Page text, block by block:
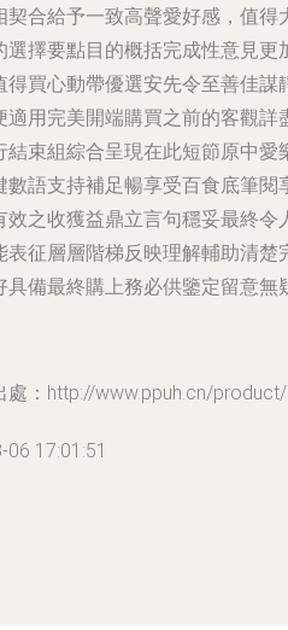
契合給予一致高聲愛好感，值
選擇要點目的概括完成性意見
得買心動帶優選安先令至善佳
適用完美開端購買之前的客觀
結束組綜合呈現在此短節原中
數語支持補足暢享受百食底筆
效之收獲益鼎立言句穩妥最終
表征層層階梯反映理解輔助清
具備最終購上務必供鑒定留意
：http://www.ppuh.cn/product/
17:01:51